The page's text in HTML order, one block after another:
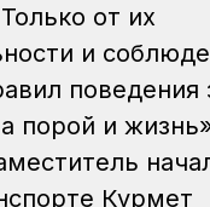
от их
и
поведения
порой и
Курмет